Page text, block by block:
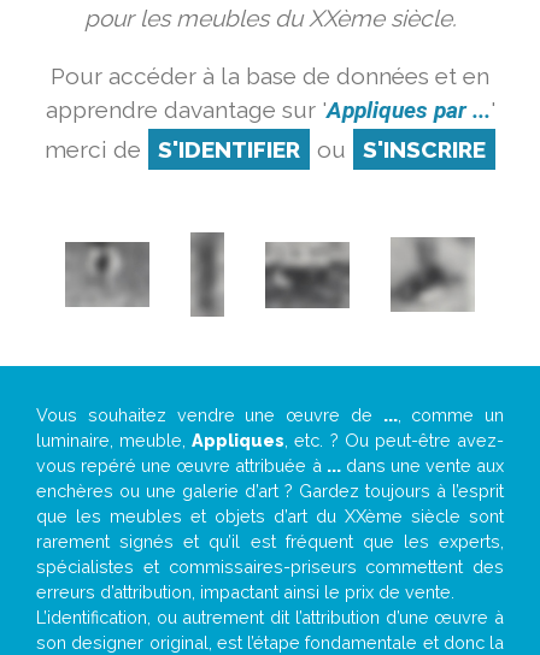
pour les meubles du XXème siècle.
Pour accéder à la base de données et en
apprendre davantage sur 'Appliques par ...'
merci de
S'IDENTIFIER ou S'INSCRIRE
Vous souhaitez vendre une œuvre de ..., comme un
luminaire, meuble,Appliques , etc. ? Ou peut-être avez-
vous repéré une œuvre attribuée à ...dans une vente aux
enchères ou une galerie d’art ? Gardez toujours à l’esprit
que les meubles et objets d’art du XXème siècle sont
rarement signés et qu’il est fréquent que les experts,
spécialistes et commissaires-priseurs commettent des
erreurs d’attribution, impactant ainsi le prix de vente.
L’identification, ou autrement dit l’attribution d’une œuvre à
son designer original, est l’étape fondamentale et donc la